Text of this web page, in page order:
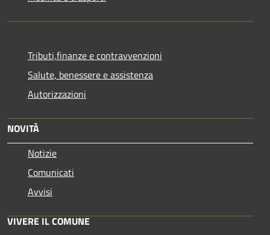
Tributi,finanze e contravvenzioni
Salute, benessere e assistenza
Autorizzazioni
NOVITÀ
Notizie
Comunicati
Avvisi
VIVERE IL COMUNE